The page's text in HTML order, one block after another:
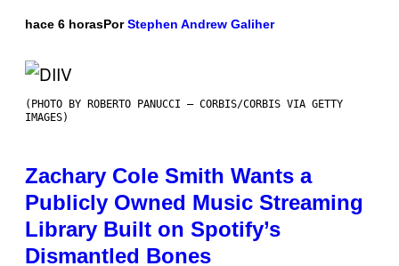
hace 6 horasPorStephen Andrew Galiher
(PHOTO BY ROBERTO PANUCCI – CORBIS/CORBIS VIA GETTY
IMAGES)
Zachary Cole Smith Wants a
Publicly Owned Music Streaming
Library Built on Spotify’s
Dismantled Bones